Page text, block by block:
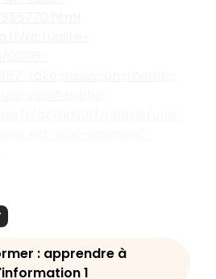
: apprendre à
1